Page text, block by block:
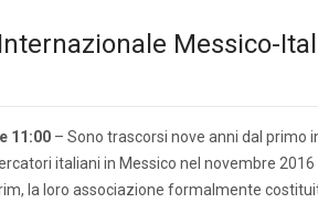
Messico-
11:00 – Sono trascorsi nove anni dal primo
italiani in Messico nel novembre 2016
la loro associazione formalmente